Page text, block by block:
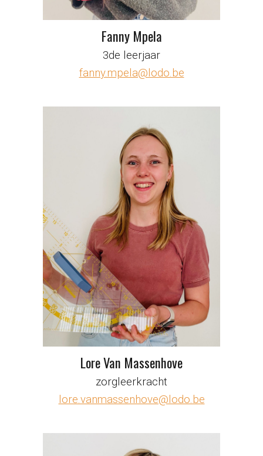
Fanny Mpela
3de leerjaar
fanny.mpela@lodo.be
Lore Van Massenhove
zorgleerkracht
lore.vanmassenhove@lodo.be